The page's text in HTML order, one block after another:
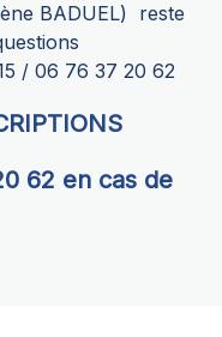
BADUEL) reste
/ 06 76 37 20 62
62 en cas de